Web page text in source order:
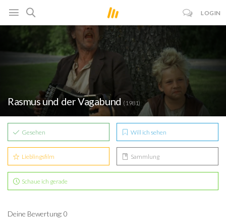
LOGIN
Rasmus und der Vagabund (1981)
Gesehen Will ich sehen
Lieblingsfilm Sammlung
Schaue ich gerade
Deine Bewertung: 0